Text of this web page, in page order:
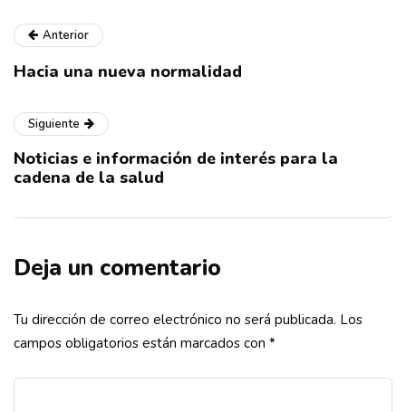
Anterior
Hacia una nueva normalidad
Siguiente
Noticias e información de interés para la
cadena de la salud
Deja un comentario
Tu dirección de correo electrónico no será publicada. Los
campos obligatorios están marcados con *